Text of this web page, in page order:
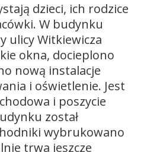
dzieci, ich rodzice
W budynku
ulicy Witkiewicza
okna, docieplono
nową instalacje
i oświetlenie. Jest
i poszycie
został
wybrukowano
trwa jeszcze